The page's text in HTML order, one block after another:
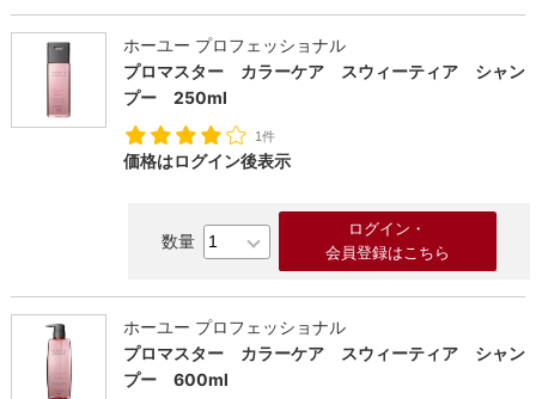
ホーユー プロフェッショナル
プロマスター カラーケア スウィーティア シャン
プー 250ml
1件
価格はログイン後表示
ログイン・
会員登録はこちら
ホーユー プロフェッショナル
プロマスター カラーケア スウィーティア シャン
プー 600ml